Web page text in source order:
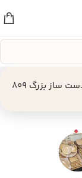
ساز بزرگ 809